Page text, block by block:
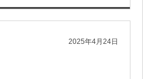
2025年4月24日